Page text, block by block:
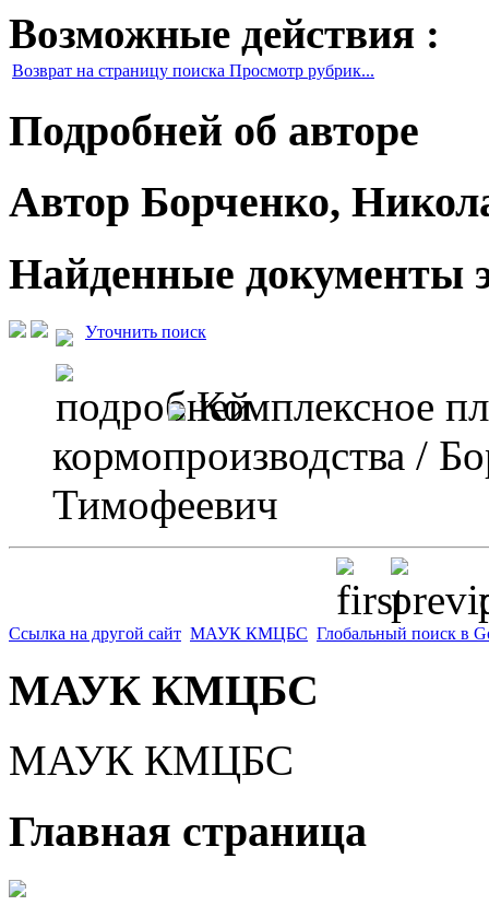
Возможные действия :
Возврат на страницу поиска Просмотр рубрик...
Подробней об авторе
Автор Борченко,
Найденные документы
Уточнить поиск
Комплексное
кормопроизводства /
Тимофеевич
Ссылка на другой сайт МАУК КМЦБС Глобальный поиск в
МАУК КМЦБС
МАУК КМЦБС
Главная страница